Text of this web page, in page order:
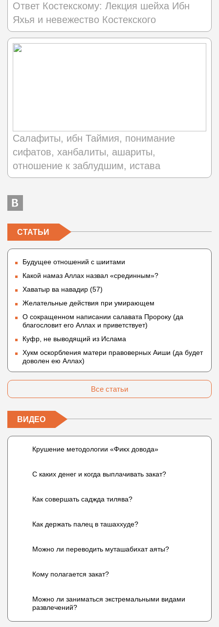
Ответ Костекскому: Лекция шейха Ибн
Яхья и невежество Костекского
Салафиты, ибн Таймия, понимание
сифатов, ханбалиты, ашариты,
отношение к заблудшим, истава
СТАТЬИ
Будущее отношений с шиитами
Какой намаз Аллах назвал «срединным»?
Хаватыр ва навадир (57)
Желательные действия при умирающем
О сокращенном написании салавата Пророку (да
благословит его Аллах и приветствует)
Куфр, не выводящий из Ислама
Хукм оскорбления матери правоверных Аиши (да будет
доволен ею Аллах)
Все статьи
ВИДЕО
Крушение методологии «Фикх довода»
С каких денег и когда выплачивать закат?
Как совершать саджда тилява?
Как держать палец в ташаххуде?
Можно ли переводить муташабихат аяты?
Кому полагается закат?
Можно ли заниматься экстремальными видами
развлечений?